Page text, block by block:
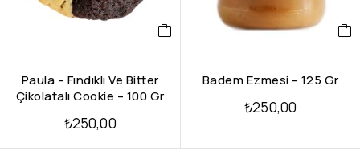
Paula – Fındıklı Ve Bitter
Çikolatalı Cookie – 100 Gr
₺250,00
Badem Ezmesi – 125 Gr
₺250,00